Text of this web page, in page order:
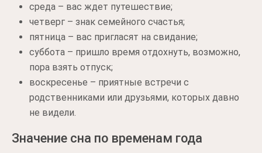
среда – вас ждет путешествие;
четверг – знак семейного счастья;
пятница – вас пригласят на свидание;
суббота – пришло время отдохнуть, возможно,
пора взять отпуск;
воскресенье – приятные встречи с
родственниками или друзьями, которых давно
не видели.
Значение сна по временам года